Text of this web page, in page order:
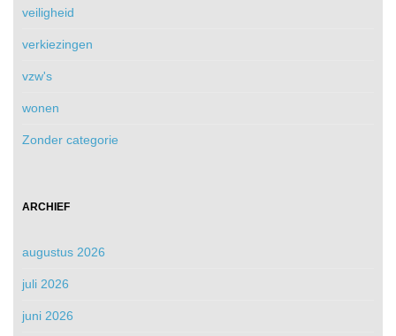
veiligheid
verkiezingen
vzw's
wonen
Zonder categorie
ARCHIEF
augustus 2026
juli 2026
juni 2026